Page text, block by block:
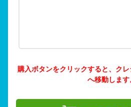
購入ボタンをクリックすると、ク
へ移動します